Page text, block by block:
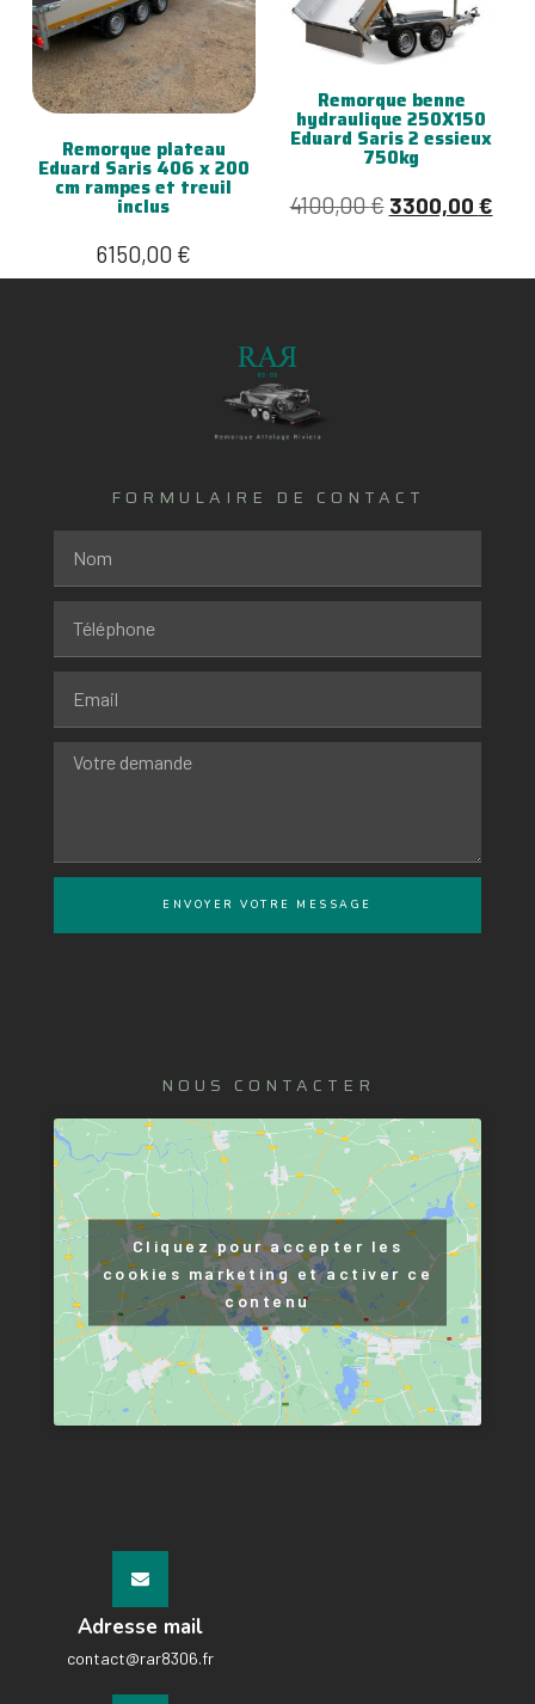
Remorque plateau
Eduard Saris 406 x 200
cm rampes et treuil
inclus
6150,00 €
Remorque benne
hydraulique 250X150
Eduard Saris 2 essieux
750kg
4100,00€ 3300,00 €
FORMULAIRE DE CONTACT
ENVOYER VOTRE MESSAGE
NOUS CONTACTER
Cliquez pour accepter les
cookies marketing et activer ce
contenu
Adresse mail
contact@rar8306.fr